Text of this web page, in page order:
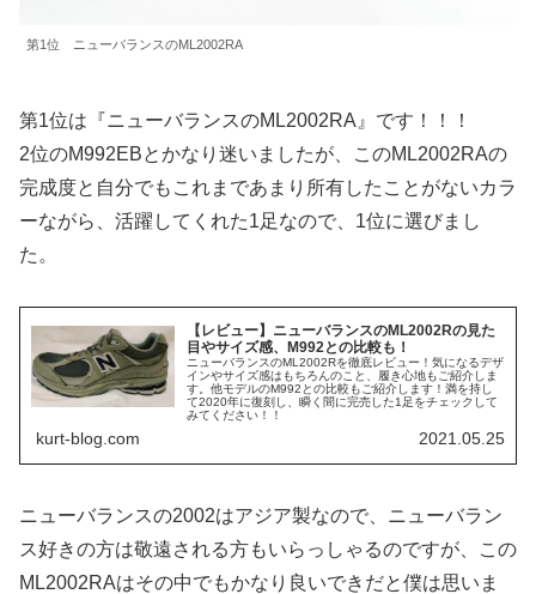
第1位 ニューバランスのML2002RA
第1位は『ニューバランスのML2002RA』です！！！
2位のM992EBとかなり迷いましたが、このML2002RAの
完成度と自分でもこれまであまり所有したことがないカラ
ーながら、活躍してくれた1足なので、1位に選びまし
た。
【レビュー】ニューバランスのML2002Rの見た
目やサイズ感、M992との比較も！
ニューバランスのML2002Rを徹底レビュー！気になるデザ
インやサイズ感はもちろんのこと、履き心地もご紹介しま
す。他モデルのM992との比較もご紹介します！満を持し
て2020年に復刻し、瞬く間に完売した1足をチェックして
みてください！！
kurt-blog.com 2021.05.25
ニューバランスの2002はアジア製なので、ニューバラン
ス好きの方は敬遠される方もいらっしゃるのですが、この
ML2002RAはその中でもかなり良いできだと僕は思いま